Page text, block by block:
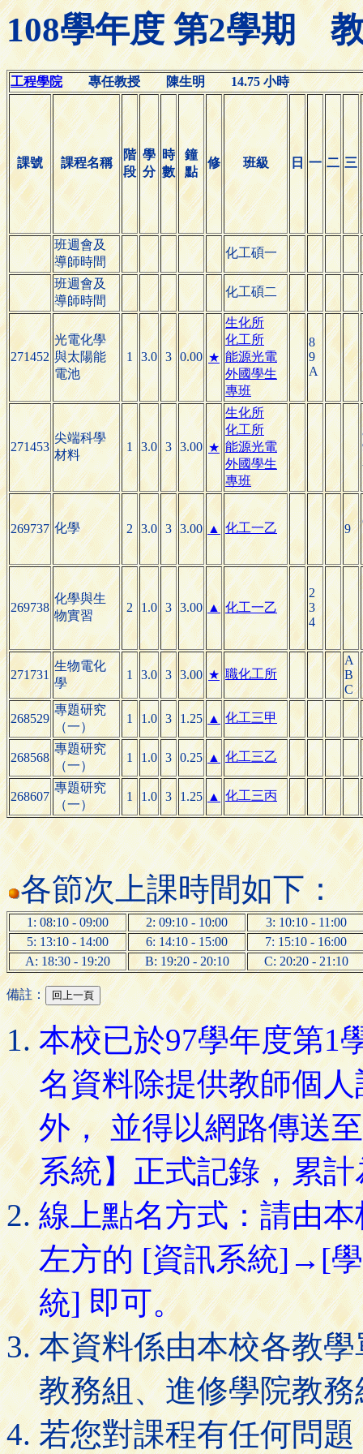
108學年度 第2學期
工程學院專任教授 陳生明 14.75 小時
課號 課程名稱
階
段
學
分
時
數
鐘
點
修 班級 日 一 二 三
班週會及
導師時間
化工碩一
班週會及
導師時間
化工碩二
271452
光電化學
與太陽能
電池
1 3.0 3 0.00 ★
生化所
化工所
能源光電
外國學生
專班
8
9
A
271453
尖端科學
材料
1 3.0 3 3.00 ★
生化所
化工所
能源光電
外國學生
專班
269737 化學 2 3.0 3 3.00 ▲ 化工一乙 9
269738
化學與生
物實習
2 1.0 3 3.00 ▲ 化工一乙
2
3
4
271731
生物電化
學
1 3.0 3 3.00 ★ 職化工所
A
B
C
268529
專題研究
（一）
1 1.0 3 1.25 ▲ 化工三甲
268568
專題研究
（一）
1 1.0 3 0.25 ▲ 化工三乙
268607
專題研究
（一）
1 1.0 3 1.25 ▲ 化工三丙
各節次上課時間如下：
1: 08:10 - 09:00 2: 09:10 - 10:00
3: 10:10 - 11:00
5: 13:10 - 14:00
6: 14:10 - 15:00
7: 15:10 - 16:00
A: 18:30 - 19:20
B: 19:20 - 20:10 C: 20:20 - 21:10
備註：
本校已於97學年度第1
名資料除提供教師個
外， 並得以網路傳送
系統】正式記錄，累
線上點名方式：請由
左方的 [資訊系統]→[
統] 即可。
本資料係由本校各教
教務組、進修學院教
若您對課程有任何問